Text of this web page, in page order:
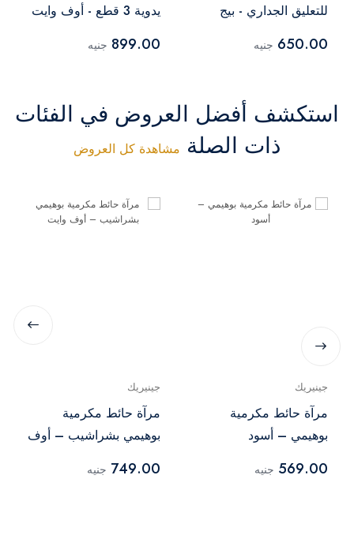
للتعليق الجداري - بيج
650.00 جنيه
يدوية 3 قطع - أوف وايت
899.00 جنيه
استكشف أفضل العروض في الفئات
ذات الصلة مشاهدة كل العروض
جينيريك
مرآة حائط مكرمية
بوهيمي – أسود
569.00 جنيه
جينيريك
مرآة حائط مكرمية
بوهيمي بشراشيب – أوف
749.00 جنيه